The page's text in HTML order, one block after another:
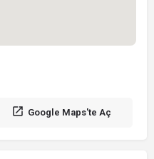
Google Maps'te Aç